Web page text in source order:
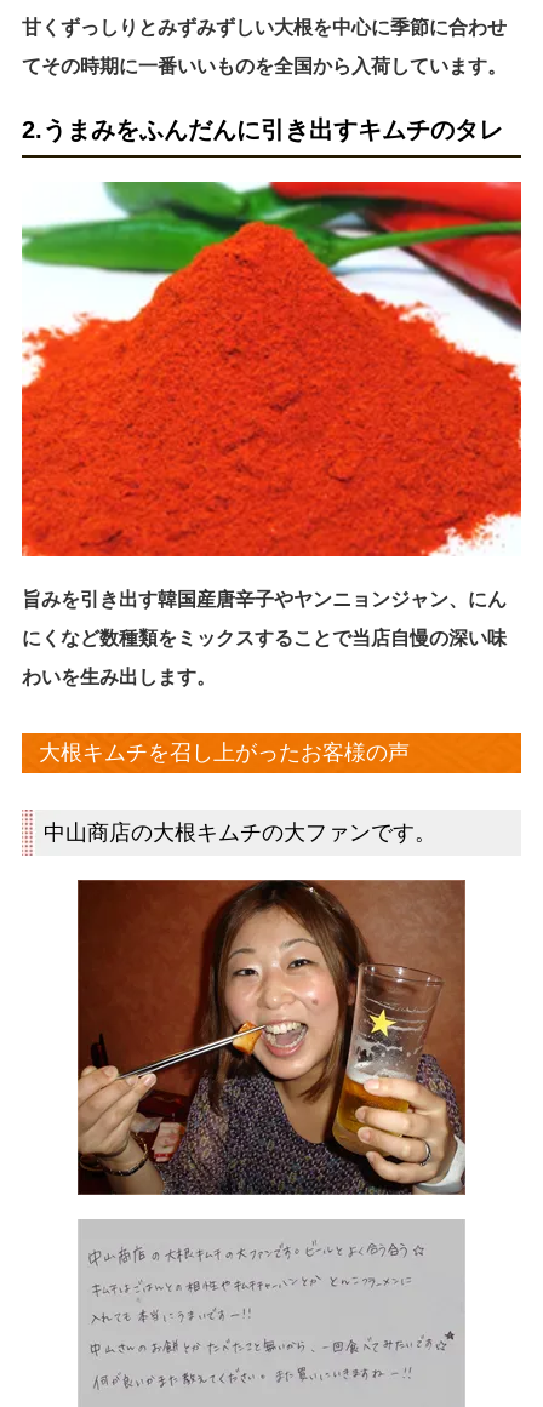
甘くずっしりとみずみずしい大根を中心に季節に合わせ
てその時期に一番いいものを全国から入荷しています。
2.うまみをふんだんに引き出すキムチのタレ
旨みを引き出す韓国産唐辛子やヤンニョンジャン、にん
にくなど数種類をミックスすることで当店自慢の深い味
わいを生み出します。
大根キムチを召し上がったお客様の声
中山商店の大根キムチの大ファンです。